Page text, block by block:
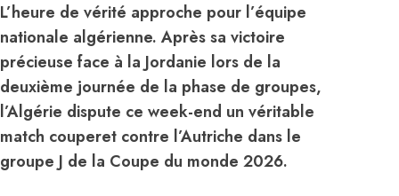
L’heure de vérité approche pour l’équipe
nationale algérienne. Après sa victoire
précieuse face à la Jordanie lors de la
deuxième journée de la phase de groupes,
l’Algérie dispute ce week-end un véritable
match couperet contre l’Autriche dans le
groupe J de la Coupe du monde 2026.